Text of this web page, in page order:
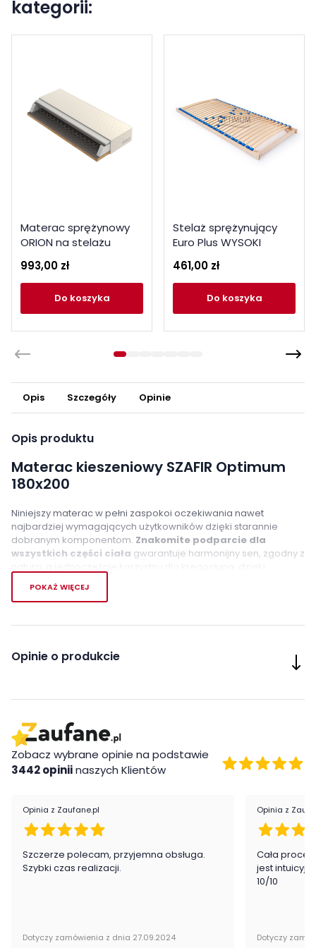
kategorii:
Materac sprężynowy
ORION na stelażu
993,00 zł
do koszyka
Stelaż sprężynujący
Euro Plus WYSOKI
461,00 zł
do koszyka
Opis Szczegóły Opinie
Opis produktu
Materac kieszeniowy SZAFIR Optimum
180x200
Niniejszy materac w pełni zaspokoi oczekiwania nawet
najbardziej wymagających użytkowników dzięki starannie
dobranym komponentom. Znakomite podparcie dla
wszystkich części ciała gwarantuje harmonijny sen, zgodny z
mikropunktowej sprężystości.
konturów ciała, nie wywierając nadmiernego nacisku ani
ucisku.
przekładka tapicerska
POKAŻ WIĘCEJ
Opinie o produkcie
Zobacz wybrane opinie na podstawie
3442 opiniinaszych Klientów
Opinia z Zaufane.pl
Szczerze polecam, przyjemna obsługa.
Szybki czas realizacji.
Dotyczy zamówienia z dnia 27.09.2024
Opinia z
Cała
jest
10/10
Dotyczy